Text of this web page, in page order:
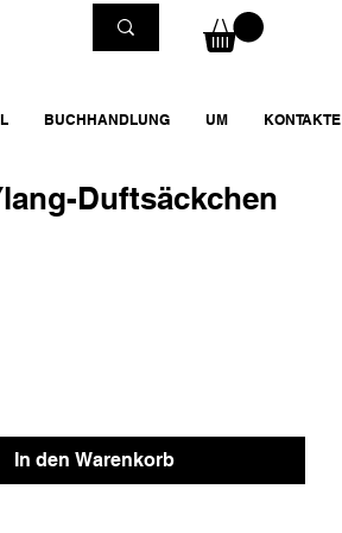
BUCHHANDLUNG UM KONTAKTE
Duftsäckchen
In den Warenkorb